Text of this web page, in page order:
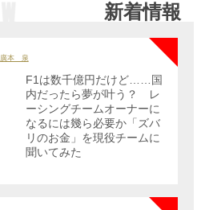
新着情報
廣本 泉
NEW
F1は数千億円だけど……国
内だったら夢が叶う？ レ
ーシングチームオーナーに
なるには幾ら必要か「ズバ
リのお金」を現役チームに
聞いてみた